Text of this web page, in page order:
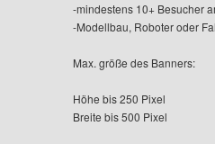
-mindestens 10+ Besucher
-Modellbau, Roboter oder
Max. größe des Banners:
Höhe bis 250 Pixel
Breite bis 500 Pixel